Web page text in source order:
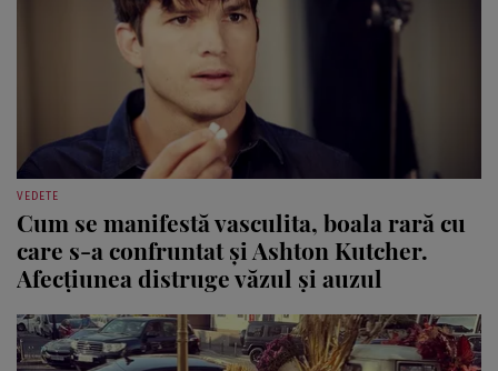
Cum se manifestă vasculita, boala rară cu
care s-a confruntat și Ashton Kutcher.
Afecțiunea distruge văzul și auzul